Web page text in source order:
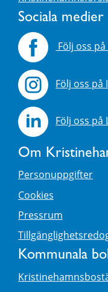
Sociala medier
Följ oss
Följ oss på
Följ oss på
Om
Personuppgifter
Cookies
Pressrum
Kommunala